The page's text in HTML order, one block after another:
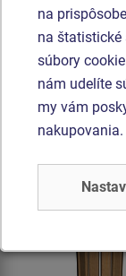
Odpadkový kôš - s
pozinkovanou
Odpadkový kôš
OKV0002SP
na
na štatistické
súbory
nám udelíte
my vám
nakupovania.